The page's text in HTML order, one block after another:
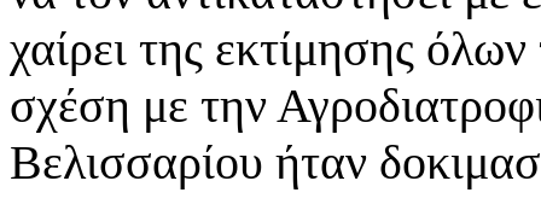
χαίρει της εκτίμησης
σχέση με την
Βελισσαρίου ήταν